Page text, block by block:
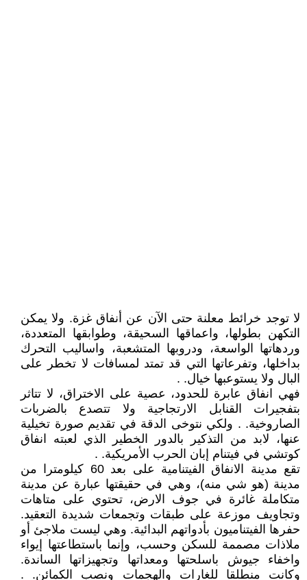
لا توجد خرائط معلنة حتى الآن عن أنفاق غزة. ولا يمكن
التكهن بطولها، واعماقها السحيقة، وطوابقها المتعددة،
وردهاتها الواسعة، ودروبها المتشعبة، واساليب التحرك
بداخلها، وتفرعاتها التي قد تمتد لمسافات لا تخطر على
البال ولا يستوعبها خيال. .
فهي انفاق عابرة للحدود، عصية على الاختراق، لا تتاثر
بتفجيرات القنابل الارتجاجية ولا تتصدع بالضربات
الصاروخية. . ولكي نتوخى الدقة في تقديم صورة تخيلية
عنها، لابد من التذكير بالدور الخطير الذي لعبته انفاق
كوتشي في فيتنام إبان الحرب الأمريكية. .
تقع مدينة الانفاق الفيتنامية على بعد 60 كيلومترا من
مدينة (هو شي منه)، وهي في حقيقتها عبارة عن مدينة
متكاملة غائرة في جوف الارض، تحتوي على متاهات
وتجاويف موزعة على طبقات وتجمعات شديدة التعقيد.
حفرها الفيتناميون بأدواتهم البدائية. وهي ليست ملاجئ أو
ملاذات مصممة للسكن وحسب، وإنما باستطاعتها إيواء
واخفاء جيوش باسلحتها ومعداتها وتجهيزاتها الساندة.
وكانت منطلقا للغارات والهجمات ونصب الكمائن. .